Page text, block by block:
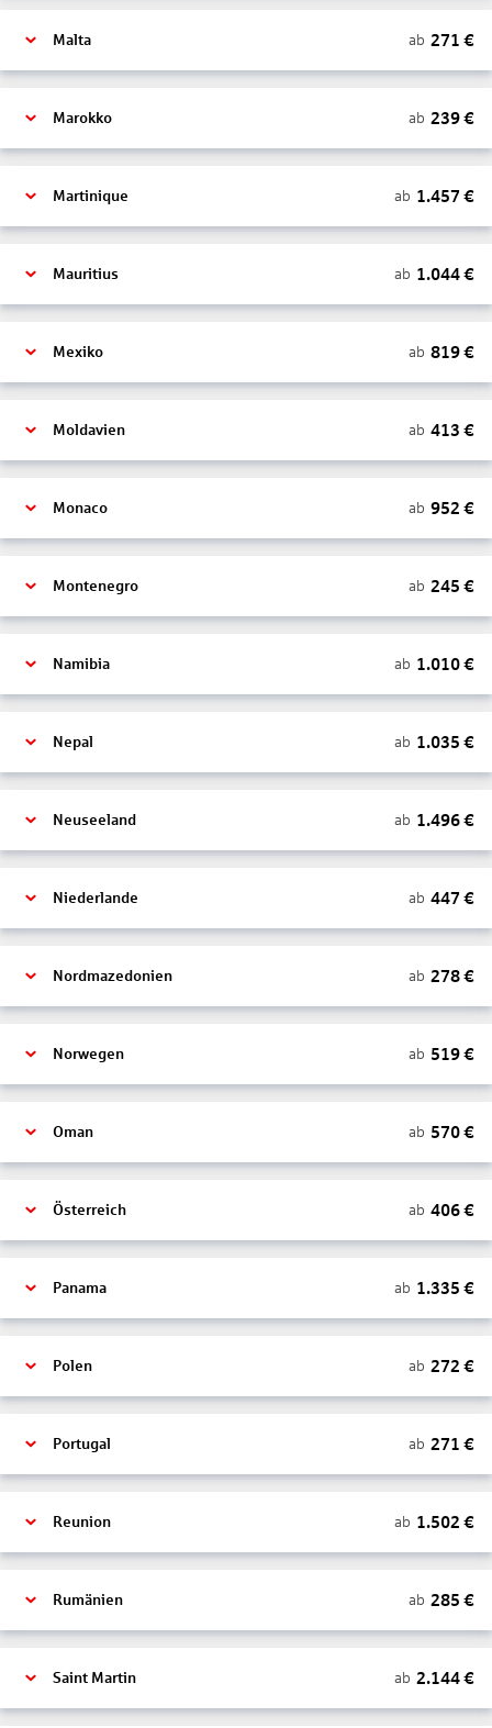
Malta ab 271 €
Marokko ab 239€
Martinique ab 1.457 €
Mauritius ab 1.044€
Mexiko ab 819€
Moldavien ab 413 €
Monaco ab 952 €
Montenegro ab 245 €
Namibia ab 1.010€
Nepal ab 1.035 €
Neuseeland ab 1.496€
Niederlande ab 447 €
Nordmazedonien ab 278€
Norwegen ab 519€
Oman ab 570€
Österreich ab 406€
Panama ab 1.335 €
Polen ab 272 €
Portugal ab 271 €
Reunion ab 1.502 €
Rumänien ab 285 €
Saint Martin ab 2.144€